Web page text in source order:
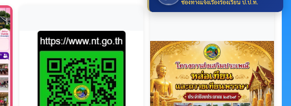
ช่องทางแจ้งเรื่องร้องเรียน ป.ป.ท.